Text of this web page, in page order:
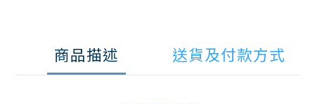
商品描述 送貨及付款方式